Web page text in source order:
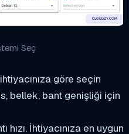
Seç
ihtiyacınıza göre seçin
bellek, bant genişliği için
İhtiyacınıza en uygun